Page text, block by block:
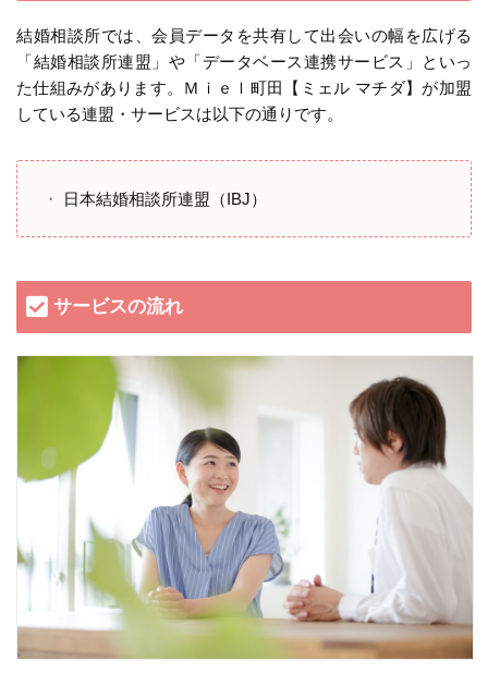
結婚相談所では、会員データを共有して出会いの幅を広げる
「結婚相談所連盟」や「データベース連携サービス」といっ
た仕組みがあります。Ｍｉｅｌ町田【ミェル マチダ】が加盟
している連盟・サービスは以下の通りです。
日本結婚相談所連盟（IBJ）
サービスの流れ